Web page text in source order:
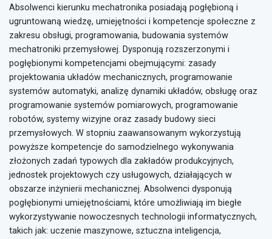
Absolwenci kierunku mechatronika posiadają pogłębioną i
ugruntowaną wiedzę, umiejętności i kompetencje społeczne z
zakresu obsługi, programowania, budowania systemów
mechatroniki przemysłowej. Dysponują rozszerzonymi i
pogłębionymi kompetencjami obejmującymi: zasady
projektowania układów mechanicznych, programowanie
systemów automatyki, analizę dynamiki układów, obsługę oraz
programowanie systemów pomiarowych, programowanie
robotów, systemy wizyjne oraz zasady budowy sieci
przemysłowych. W stopniu zaawansowanym wykorzystują
powyższe kompetencje do samodzielnego wykonywania
złożonych zadań typowych dla zakładów produkcyjnych,
jednostek projektowych czy usługowych, działających w
obszarze inżynierii mechanicznej. Absolwenci dysponują
pogłębionymi umiejętnościami, które umożliwiają im biegłe
wykorzystywanie nowoczesnych technologii informatycznych,
takich jak: uczenie maszynowe, sztuczna inteligencja,